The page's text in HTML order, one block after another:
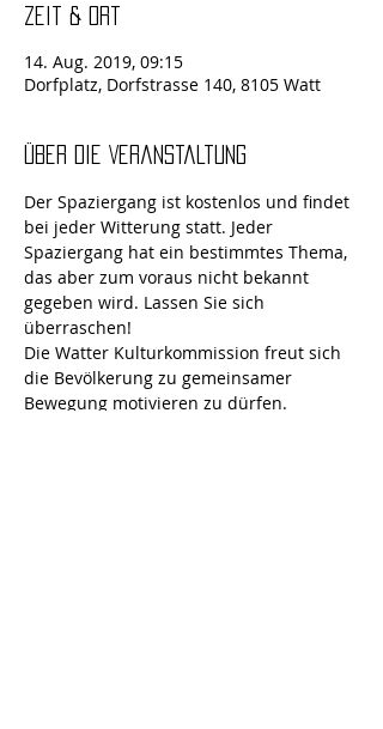
Zeit & Ort
14. Aug. 2019, 09:15
Dorfplatz, Dorfstrasse 140, 8105 Watt
Über die Veranstaltung
Der Spaziergang ist kostenlos und findet
bei jeder Witterung statt. Jeder
Spaziergang hat ein bestimmtes Thema,
das aber zum voraus nicht bekannt
gegeben wird. Lassen Sie sich
überraschen!
Die Watter Kulturkommission freut sich
die Bevölkerung zu gemeinsamer
Bewegung motivieren zu dürfen.